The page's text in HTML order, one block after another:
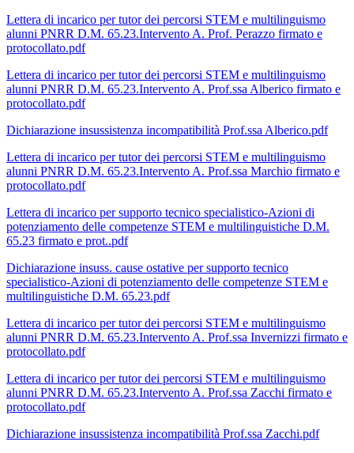
Lettera di incarico per tutor dei percorsi STEM e multilinguismo
alunni PNRR D.M. 65.23.Intervento A. Prof. Perazzo firmato e
protocollato.pdf
Lettera di incarico per tutor dei percorsi STEM e multilinguismo
alunni PNRR D.M. 65.23.Intervento A. Prof.ssa Alberico firmato e
protocollato.pdf
Dichiarazione insussistenza incompatibilità Prof.ssa Alberico.pdf
Lettera di incarico per tutor dei percorsi STEM e multilinguismo
alunni PNRR D.M. 65.23.Intervento A. Prof.ssa Marchio firmato e
protocollato.pdf
Lettera di incarico per supporto tecnico specialistico-Azioni di
potenziamento delle competenze STEM e multilinguistiche D.M.
65.23 firmato e prot..pdf
Dichiarazione insuss. cause ostative per supporto tecnico
specialistico-Azioni di potenziamento delle competenze STEM e
multilinguistiche D.M. 65.23.pdf
Lettera di incarico per tutor dei percorsi STEM e multilinguismo
alunni PNRR D.M. 65.23.Intervento A. Prof.ssa Invernizzi firmato e
protocollato.pdf
Lettera di incarico per tutor dei percorsi STEM e multilinguismo
alunni PNRR D.M. 65.23.Intervento A. Prof.ssa Zacchi firmato e
protocollato.pdf
Dichiarazione insussistenza incompatibilità Prof.ssa Zacchi.pdf